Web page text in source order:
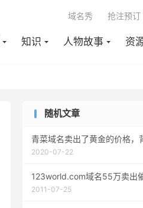
知识 人物故事 资
域名秀 抢注预订
随机文章
青菜域名卖出了黄金的价格，
2020-07-22
123world.com域名55万卖出
2011-07-25